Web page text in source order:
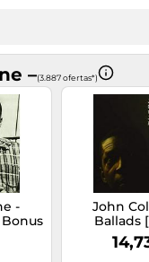
–(3.887 ofertas*)
-
John
Ballads